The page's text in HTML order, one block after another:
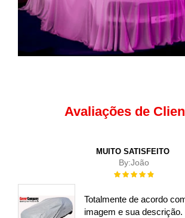
Avaliações de
MUITO SATISFEITO
By:João
Rating:
Totalmente de acordo
imagem e sua descrição.